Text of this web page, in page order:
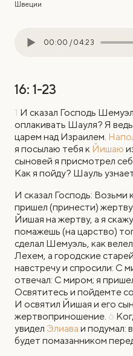
Швеции
00:00 / 04:23
16: 1-23
1 И сказал Господь
оплакивать Шауля? Я
царем над Израилем.
я посылаю тебя к Йишаю
сыновей я присмотрел
Как я пойду? Шауль
И сказал Господь: Возьми
пришел (принести) жертву
Йишая на жертву, а я
помажешь (на царство)
сделал Шемуэль, как
Лехем, а городские
навстречу и спросили: С
отвечал: С миром; я
Освятитесь и пойдемте
И освятил Йишая и его
жертвоприношение. 6
увидел Элиава и подумал:
будет помазанником